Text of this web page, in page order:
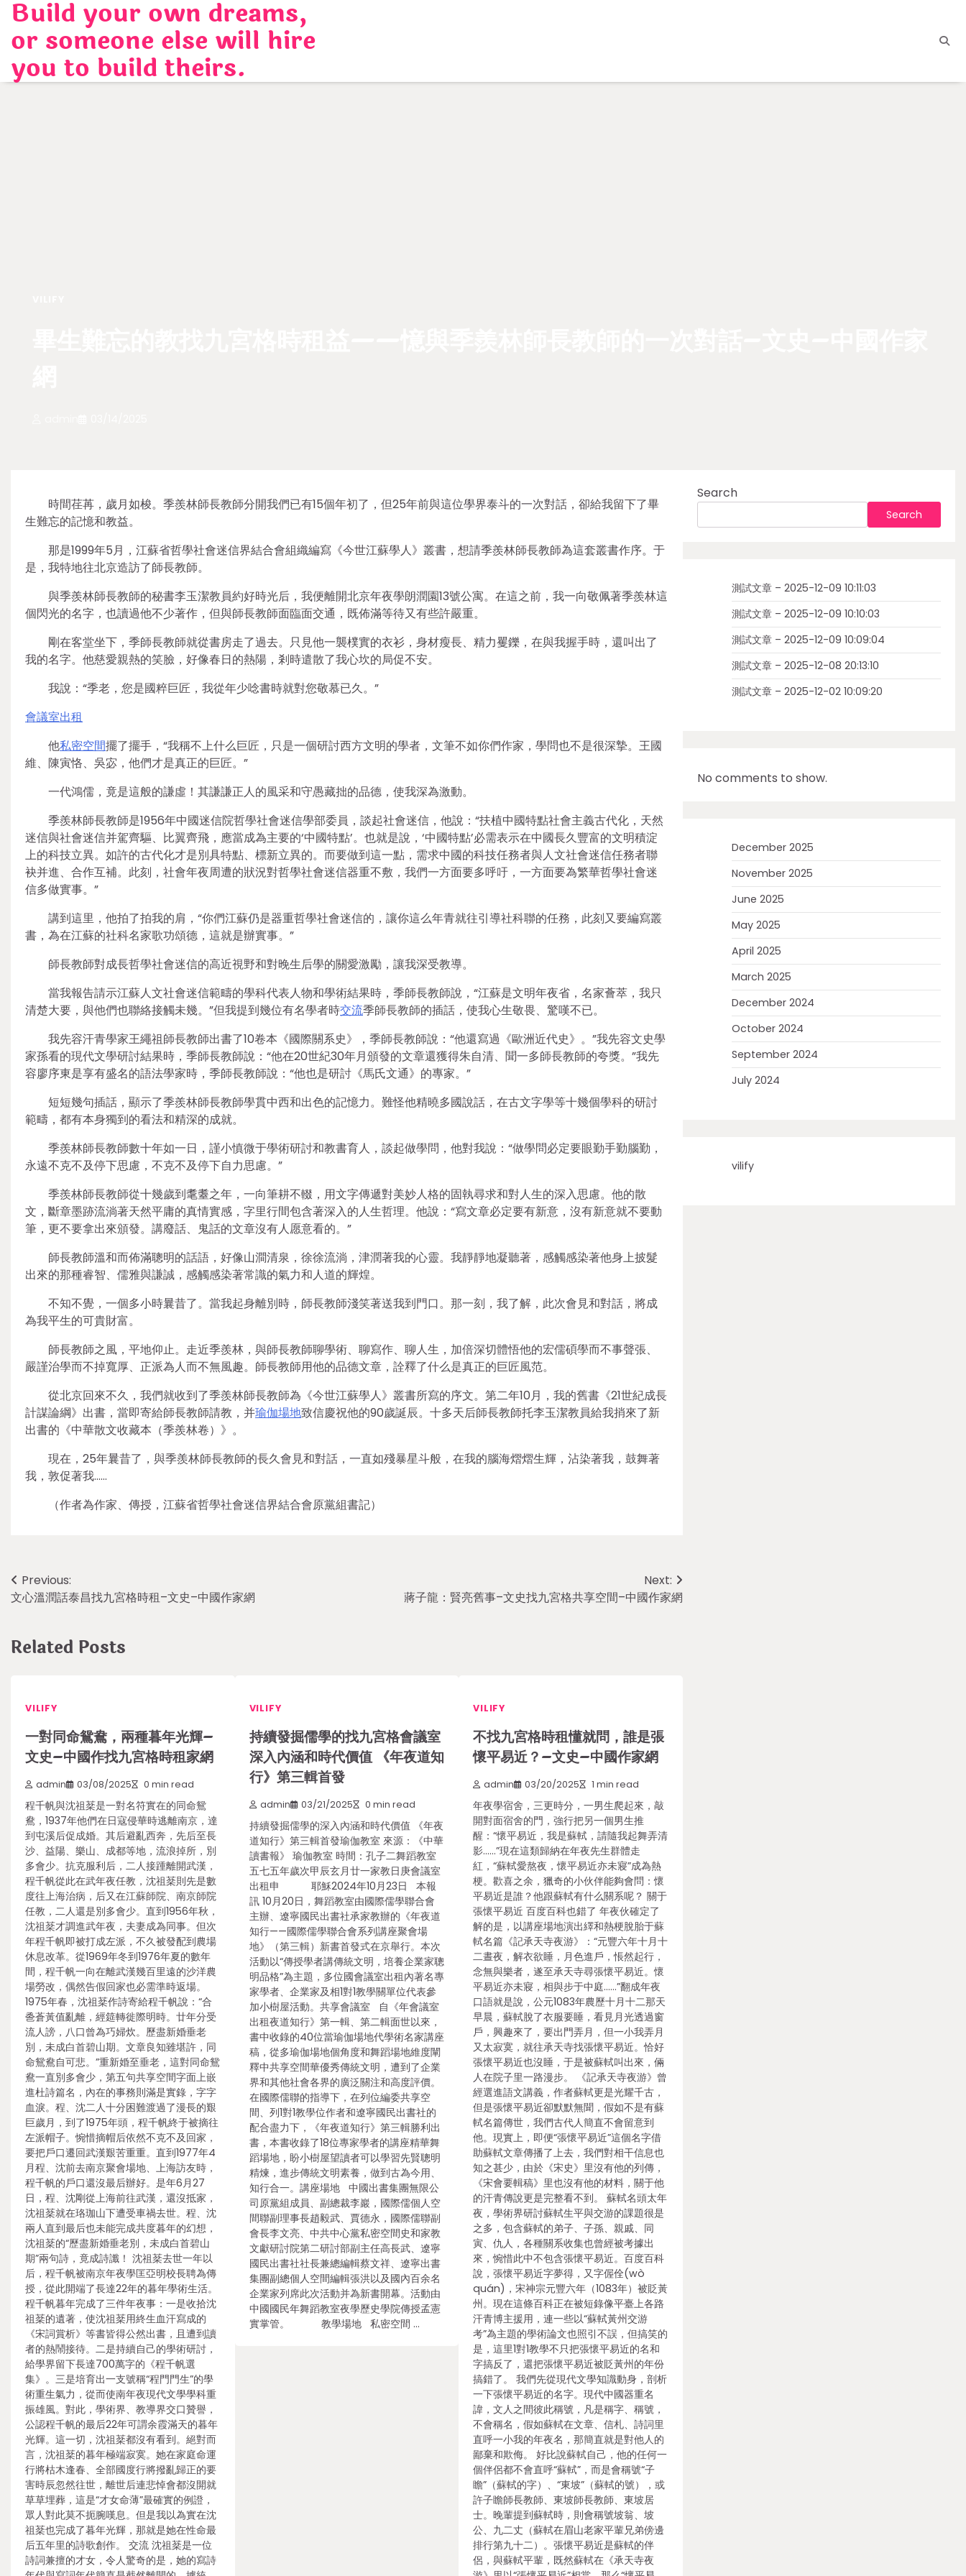
Skip
content
Build your own dreams,
or someone else will hire
you to build theirs.
時間荏苒，歲月如梭。季羨林師長教師分開我們已有15個年初了，但25年前與這位學界泰斗的一次對話，卻給我留下了畢
生難忘的記憶和教益。
那是1999年5月，江蘇省哲學社會迷信界結合會組織編寫《今世江蘇學人》叢書，想請季羨林師長教師為這套叢書作序。于
是，我特地往北京造訪了師長教師。
與季羨林師長教師的秘書李玉潔教員約好時光后，我便離開北京年夜學朗潤園13號公寓。在這之前，我一向敬佩著季羨林這
個閃光的名字，也讀過他不少著作，但與師長教師面臨面交通，既佈滿等待又有些許嚴重。
剛在客堂坐下，季師長教師就從書房走了過去。只見他一襲樸實的衣衫，身材瘦長、精力矍鑠，在與我握手時，還叫出了
我的名字。他慈愛親熱的笑臉，好像春日的熱陽，剎時遣散了我心坎的局促不安。
我說：“季老，您是國粹巨匠，我從年少唸書時就對您敬慕已久。”
會議室出租
他私密空間擺了擺手，“我稱不上什么巨匠，只是一個研討西方文明的學者，文筆不如你們作家，學問也不是很深摯。王國
維、陳寅恪、吳宓，他們才是真正的巨匠。”
一代鴻儒，竟是這般的謙虛！其謙謙正人的風采和守愚藏拙的品德，使我深為激動。
季羨林師長教師是1956年中國迷信院哲學社會迷信學部委員，談起社會迷信，他說：“扶植中國特點社會主義古代化，天然
迷信與社會迷信并駕齊驅、比翼齊飛，應當成為主要的‘中國特點’。也就是說，‘中國特點’必需表示在中國長久豐富的文明積淀
上的科技立異。如許的古代化才是別具特點、標新立異的。而要做到這一點，需求中國的科技任務者與人文社會迷信任務者聯
袂并進、合作互補。此刻，社會年夜周遭的狀況對哲學社會迷信器重不敷，我們一方面要多呼吁，一方面要為繁華哲學社會迷
信多做實事。”
講到這里，他拍了拍我的肩，“你們江蘇仍是器重哲學社會迷信的，讓你這么年青就往引導社科聯的任務，此刻又要編寫叢
書，為在江蘇的社科名家歌功頌德，這就是辦實事。”
師長教師對成長哲學社會迷信的高近視野和對晚生后學的關愛激勵，讓我深受教導。
當我報告請示江蘇人文社會迷信範疇的學科代表人物和學術結果時，季師長教師說，“江蘇是文明年夜省，名家薈萃，我只
清楚大要，與他們也聯絡接觸未幾。”但我提到幾位有名學者時交流季師長教師的插話，使我心生敬畏、驚嘆不已。
我先容汗青學家王繩祖師長教師出書了10卷本《國際關系史》，季師長教師說：“他還寫過《歐洲近代史》。”我先容文史學
家孫看的現代文學研討結果時，季師長教師說：“他在20世紀30年月頒發的文章還獲得朱自清、聞一多師長教師的夸獎。”我先
容廖序東是享有盛名的語法學家時，季師長教師說：“他也是研討《馬氏文通》的專家。”
短短幾句插話，顯示了季羨林師長教師學貫中西和出色的記憶力。難怪他精曉多國說話，在古文字學等十幾個學科的研討
範疇，都有本身獨到的看法和精深的成就。
季羨林師長教師數十年如一日，謹小慎微于學術研討和教書育人，談起做學問，他對我說：“做學問必定要眼勤手勤腦勤，
永遠不克不及停下思慮，不克不及停下自力思慮。”
季羨林師長教師從十幾歲到耄耋之年，一向筆耕不輟，用文字傳遞對美妙人格的固執尋求和對人生的深入思慮。他的散
文，斷章墨跡流淌著天然平庸的真情實感，字里行間包含著深入的人生哲理。他說：“寫文章必定要有新意，沒有新意就不要動
筆，更不要拿出來頒發。講廢話、鬼話的文章沒有人愿意看的。”
師長教師溫和而佈滿聰明的話語，好像山澗清泉，徐徐流淌，津潤著我的心靈。我靜靜地凝聽著，感觸感染著他身上披髮
出來的那種睿智、儒雅與謙誠，感觸感染著常識的氣力和人道的輝煌。
不知不覺，一個多小時曩昔了。當我起身離別時，師長教師淺笑著送我到門口。那一刻，我了解，此次會見和對話，將成
為我平生的可貴財富。
師長教師之風，平地仰止。走近季羨林，與師長教師聊學術、聊寫作、聊人生，加倍深切體悟他的宏儒碩學而不事聲張、
嚴謹治學而不掉寬厚、正派為人而不無風趣。師長教師用他的品德文章，詮釋了什么是真正的巨匠風范。
從北京回來不久，我們就收到了季羨林師長教師為《今世江蘇學人》叢書所寫的序文。第二年10月，我的舊書《21世紀成長
計謀論綱》出書，當即寄給師長教師請教，并瑜伽場地致信慶祝他的90歲誕辰。十多天后師長教師托李玉潔教員給我捎來了新
出書的《中華散文收藏本（季羨林卷）》。
現在，25年曩昔了，與季羨林師長教師的長久會見和對話，一直如殘暴星斗般，在我的腦海熠熠生輝，沾染著我，鼓舞著
我，敦促著我……
（作者為作家、傳授，江蘇省哲學社會迷信界結合會原黨組書記）
Post
navigation
Previous:
文心溫潤話泰昌找九宮格時租–文史–中國作家網
Next:
蔣子龍：賢亮舊事–文史找九宮格共享空間–中國作家網
Related Posts
VILIFY
一對同命鴛鴦，兩種暮年光輝–
文史–中國作找九宮格時租家網
admin 03/08/2025 0 min read
程千帆與沈祖棻是一對名符實在的同命鴛
鴦，1937年他們在日寇侵華時逃離南京，達
到屯溪后促成婚。其后避亂西奔，先后至長
沙、益陽、樂山、成都等地，流浪掉所，別
多會少。抗克服利后，二人接踵離開武漢，
程千帆從此在武年夜任教，沈祖棻則先是數
度往上海治病，后又在江蘇師院、南京師院
任教，二人還是別多會少。直到1956年秋，
沈祖棻才調進武年夜，夫妻成為同事。但次
年程千帆即被打成左派，不久被發配到農場
休息改革。從1969年冬到1976年夏的數年
間，程千帆一向在離武漢幾百里遠的沙洋農
場勞改，偶然告假回家也必需準時返場。
1975年春，沈祖棻作詩寄給程千帆說：“合
巹蒼黃值亂離，經筵轉徙際明時。廿年分受
流人謗，八口曾為巧婦炊。歷盡新婚垂老
別，未成白首碧山期。文章良知雖堪許，同
命鴛鴦自可悲。”重新婚至垂老，這對同命鴛
鴦一直別多會少，第五句共享空間字面上嵌
進杜詩篇名，內在的事務則滿是實錄，字字
血淚。程、沈二人十分困難渡過了漫長的艱
巨歲月，到了1975年頭，程千帆終于被摘往
左派帽子。惋惜摘帽后依然不克不及回家，
要把戶口遷回武漢艱苦重重。直到1977年4
月程、沈前去南京聚會場地、上海訪友時，
程千帆的戶口還沒最后辦好。是年6月27
日，程、沈剛從上海前往武漢，還沒抵家，
沈祖棻就在珞珈山下遭受車禍去世。程、沈
兩人直到最后也未能完成共度暮年的幻想，
沈祖棻的“歷盡新婚垂老別，未成白首碧山
期”兩句詩，竟成詩讖！ 沈祖棻去世一年以
后，程千帆被南京年夜學匡亞明校長聘為傳
授，從此開端了長達22年的暮年學術生活。
程千帆暮年完成了三件年夜事：一是收拾沈
祖棻的遺著，使沈祖棻用終生血汗寫成的
《宋詞賞析》等書皆得公然出書，且遭到讀
者的熱鬧接待。二是持續自己的學術研討，
給學界留下長達700萬字的《程千帆選
集》。三是培育出一支號稱“程門門生”的學
術重生氣力，從而使南年夜現代文學學科重
振雄風。對此，學術界、教導界交口贊譽，
公認程千帆的最后22年可謂余霞滿天的暮年
光輝。這一切，沈祖棻都沒有看到。絕對而
言，沈祖棻的暮年極端寂寞。她在家庭命運
行將枯木逢春、全部國度行將撥亂歸正的要
害時辰忽然往世，離世后連悲悼會都沒開就
草草埋葬，這是“才女命薄”最確實的例證，
眾人對此莫不扼腕嘆息。但是我以為實在沈
祖棻也完成了暮年光輝，那就是她在性命最
后五年里的詩歌創作。 交流 沈祖棻是一位
詩詞兼擅的才女，令人驚奇的是，她的寫詩
VILIFY
持續發掘儒學的找九宮格會議室
深入內涵和時代價值 《年夜道知
行》第三輯首發
admin 03/21/2025 0 min read
持續發掘儒學的深入內涵和時代價值 《年夜
道知行》第三輯首發瑜伽教室 來源：《中華
讀書報》 瑜伽教室 時間：孔子二舞蹈教室
五七五年歲次甲辰玄月廿一家教日庚會議室
出租申 耶穌2024年10月23日 本報
訊 10月20日，舞蹈教室由國際儒學聯合會
主辦、遼寧國民出書社承家教辦的《年夜道
知行——國際儒學聯合會系列講座聚會場
地》（第三輯）新書首發式在京舉行。本次
活動以“傳授學者講傳統文明，培養企業家聰
明品格”為主題，多位國會議室出租內著名專
家學者、企業家及相1對1教學關單位代表參
加小樹屋活動。共享會議室 自《年會議室
出租夜道知行》第一輯、第二輯面世以來，
書中收錄的40位當瑜伽場地代學術名家講座
稿，從多瑜伽場地個角度和舞蹈場地維度闡
釋中共享空間華優秀傳統文明，遭到了企業
界和其他社會各界的廣泛關注和高度評價。
在國際儒聯的指導下，在列位編委共享空
間、列1對1教學位作者和遼寧國民出書社的
配合盡力下，《年夜道知行》第三輯勝利出
書，本書收錄了18位專家學者的講座精華舞
蹈場地，盼小樹屋望讀者可以學習先賢聰明
精煉，進步傳統文明素養，做到古為今用、
知行合一。講座場地 中國出書集團無限公
司原黨組成員、副總裁李巖，國際儒個人空
間聯副理事長趙毅武、賈德永，國際儒聯副
會長李文亮、中共中心黨私密空間史和家教
文獻研討院第二研討部副主任高長武、遼寧
國民出書社社長兼總編輯蔡文祥、遼寧出書
集團副總個人空間編輯張洪以及國內百余名
企業家列席此次活動并為新書開幕。活動由
中國國民年舞蹈教室夜學歷史學院傳授孟憲
實掌管。 教學場地 私密空間 …
VILIFY
不找九宮格時租懂就問，誰是張
懷平易近？–文史–中國作家網
admin 03/20/2025 1 min read
年夜學宿舍，三更時分，一男生爬起來，敲
開對面宿舍的門，強行把另一個男生推
醒：“懷平易近，我是蘇軾，請隨我起舞弄清
影……”現在這類歸納在年夜先生群體走
紅，“蘇軾愛熬夜，懷平易近亦未寢”成為熱
梗。歡喜之余，獵奇的小伙伴能夠會問：懷
平易近是誰？他跟蘇軾有什么關系呢？ 關于
張懷平易近 百度百科也錯了 年夜伙確定了
解的是，以講座場地演出繹和熱梗脫胎于蘇
軾名篇《記承天寺夜游》：“元豐六年十月十
二晝夜，解衣欲睡，月色進戶，悵然起行，
念無與樂者，遂至承天寺尋張懷平易近。懷
平易近亦未寢，相與步于中庭……”翻成年夜
口語就是說，公元1083年農歷十月十二那天
早晨，蘇軾脫了衣服要睡，看見月光透過窗
戶，興趣來了，要出門弄月，但一小我弄月
又太寂寞，就往承天寺找張懷平易近。恰好
張懷平易近也沒睡，于是被蘇軾叫出來，倆
人在院子里一路漫步。 《記承天寺夜游》曾
經選進語文講義，作者蘇軾更是光耀千古，
但是張懷平易近卻默默無聞，假如不是有蘇
軾名篇傳世，我們古代人簡直不會留意到
他。現實上，即便“張懷平易近”這個名字借
助蘇軾文章傳播了上去，我們對相干信息也
知之甚少，由於《宋史》里沒有他的列傳，
《宋會要輯稿》里也沒有他的材料，關于他
的汗青傳說更是完整看不到。 蘇軾名頭太年
夜，學術界研討蘇軾生平與交游的課題很是
之多，包含蘇軾的弟子、子孫、親戚、同
寅、仇人，各種關系收集也曾經被考據出
來，惋惜此中不包含張懷平易近。百度百科
說，張懷平易近字夢得，又字偓佺(wò
quán)，宋神宗元豐六年（1083年）被貶黃
州。現在這條百科正在被短錄像平臺上各路
汗青博主援用，連一些以“蘇軾黃州交游
考”為主題的學術論文也照引不誤，但搞笑的
是，這里1對1教學不只把張懷平易近的名和
字搞反了，還把張懷平易近被貶黃州的年份
搞錯了。 我們先從現代文學知識動身，剖析
一下張懷平易近的名字。現代中國器重名
諱，文人之間彼此稱號，凡是稱字、稱號，
不會稱名，假如蘇軾在文章、信札、詩詞里
直呼一小我的年夜名，那簡直就是對他人的
鄙棄和欺侮。 好比說蘇軾自己，他的任何一
個伴侶都不會直呼“蘇軾”，而是會稱號“子
瞻”（蘇軾的字）、“東坡”（蘇軾的號），或
許子瞻師長教師、東坡師長教師、東坡居
士。晚輩提到蘇軾時，則會稱號坡翁、坡
公、九二丈（蘇軾在眉山老家平輩兄弟傍邊
排行第九十二）。張懷平易近是蘇軾的伴
侶，與蘇軾平輩，既然蘇軾在《承天寺夜
Search
Search
測試文章 – 2025-12-09 10:11:03
測試文章 – 2025-12-09 10:10:03
測試文章 – 2025-12-09 10:09:04
測試文章 – 2025-12-08 20:13:10
測試文章 – 2025-12-02 10:09:20
No comments to show.
December 2025
November 2025
June 2025
May 2025
April 2025
March 2025
December 2024
October 2024
September 2024
July 2024
vilify